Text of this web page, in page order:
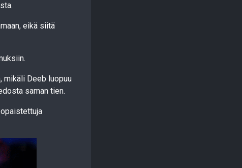
eikä siitä
mikäli Deeb luopuu
saman tien.